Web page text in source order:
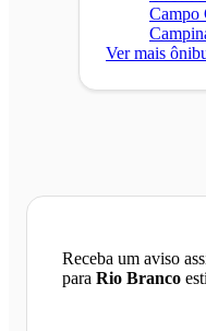
Campo
Ver mais
Receba um aviso
para Rio Branco